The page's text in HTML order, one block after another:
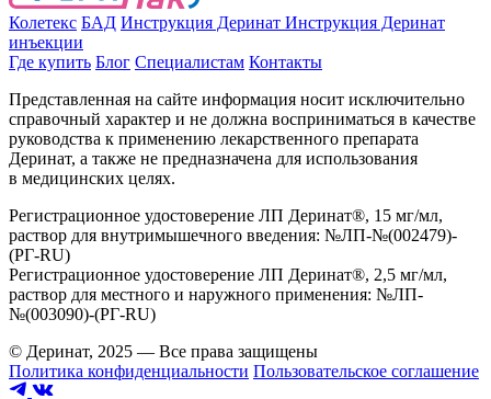
Колетекс БАД Инструкция Деринат Инструкция Деринат
инъекции
Где купить Блог Специалистам Контакты
Представленная на сайте информация носит исключительно
справочный характер и не должна восприниматься в качестве
руководства к применению лекарственного препарата
Деринат, а также не предназначена для использования
в медицинских целях.
Регистрационное удостоверение ЛП Деринат®, 15 мг/мл,
раствор для внутримышечного введения: №ЛП-№(002479)-
(РГ-RU)
Регистрационное удостоверение ЛП Деринат®, 2,5 мг/мл,
раствор для местного и наружного применения: №ЛП-
№(003090)-(РГ-RU)
© Деринат, 2025 — Все права защищены
Политика конфиденциальности Пользовательское соглашение